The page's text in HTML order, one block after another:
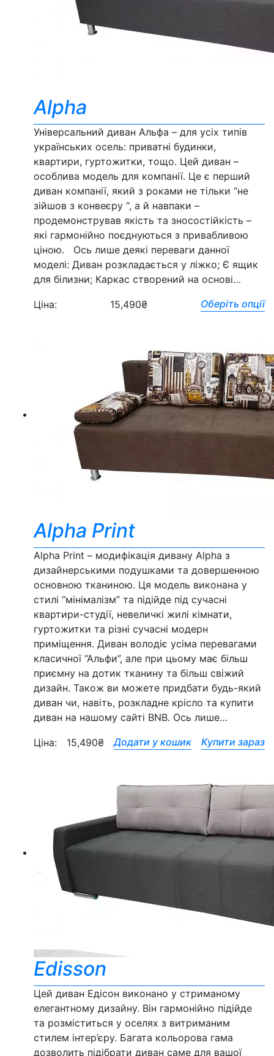
Alpha
Універсальний диван Альфа – для усіх типів
українських осель: приватні будинки,
квартири, гуртожитки, тощо. Цей диван –
особлива модель для компанії. Це є перший
диван компанії, який з роками не тільки “не
зійшов з конвеєру “, а й навпаки –
продемонстрував якість та зносостійкість –
які гармонійно поєднуються з привабливою
ціною. Ось лише деякі переваги данної
моделі: Диван розкладається у ліжко; Є ящик
для білизни; Каркас створений на основі…
Ціна: 15,490₴ Оберіть опції
Alpha Print
Alpha Print – модифікація дивану Alpha з
дизайнерськими подушками та довершенною
основною тканиною. Ця модель виконана у
стилі “мінімалізм” та підійде під сучасні
квартири-студії, невеличкі жилі кімнати,
гуртожитки та різні сучасні модерн
приміщення. Диван володіє усіма перевагами
класичної “Альфи”, але при цьому має більш
приємну на дотик тканину та більш свіжий
дизайн. Також ви можете придбати будь-який
диван чи, навіть, розкладне крісло та купити
диван на нашому сайті BNB. Ось лише…
Ціна: 15,490₴ Додати у кошик Купити зараз
Edisson
Цей диван Едісон виконано у стриманому
елегантному дизайну. Він гармонійно підійде
та розміститься у оселях з витриманим
стилем інтер’єру. Багата кольорова гама
дозволить підібрати диван саме для вашої